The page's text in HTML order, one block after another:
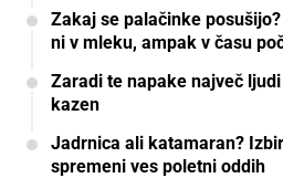
Zakaj se palačinke
ni v mleku, ampak v času
Zaradi te napake največ
kazen
Jadrnica ali katamaran?
spremeni ves poletni oddih